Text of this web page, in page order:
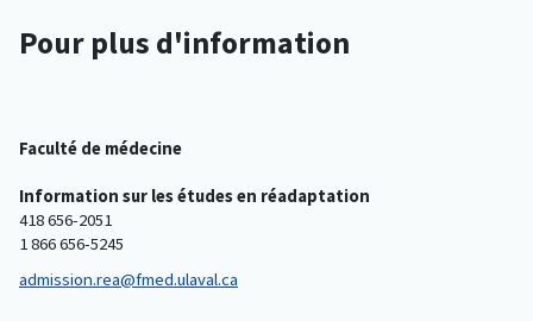
Pour plus d'information
Faculté de médecine
Information sur les études en réadaptation
418 656-2051
1 866 656-5245
admission.rea@fmed.ulaval.ca